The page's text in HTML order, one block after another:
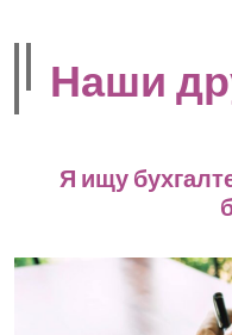
Наши
Я ищу